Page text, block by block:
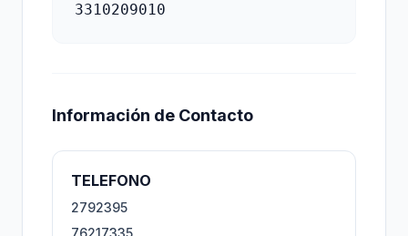
3310209010
Información de Contacto
TELEFONO
2792395
76217335